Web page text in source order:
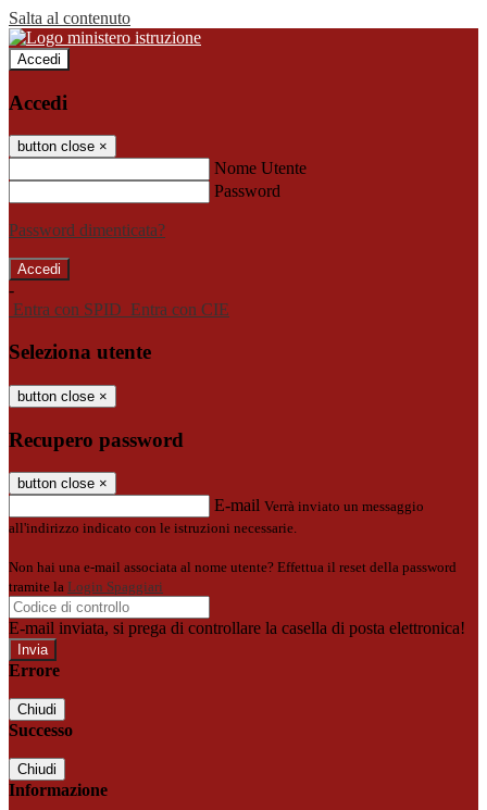
Salta al contenuto
Accedi
Accedi
button close ×
Nome Utente
Password
Password dimenticata?
-
Entra con SPID Entra con CIE
Seleziona utente
button close ×
Recupero password
button close ×
E-mail Verrà inviato un messaggio
all'indirizzo indicato con le istruzioni necessarie.
Non hai una e-mail associata al nome utente? Effettua il reset della password
tramite la Login Spaggiari
E-mail inviata, si prega di controllare la casella di posta elettronica!
Errore
Chiudi
Successo
Chiudi
Informazione